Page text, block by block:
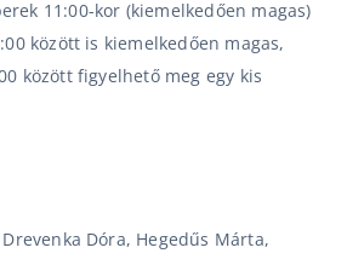
11:00-kor (kiemelkedően magas)
között is kiemelkedően magas,
között figyelhető meg egy kis
Dóra, Hegedűs Márta,